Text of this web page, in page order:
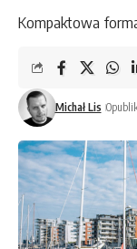
Kompaktowa
Michał Lis